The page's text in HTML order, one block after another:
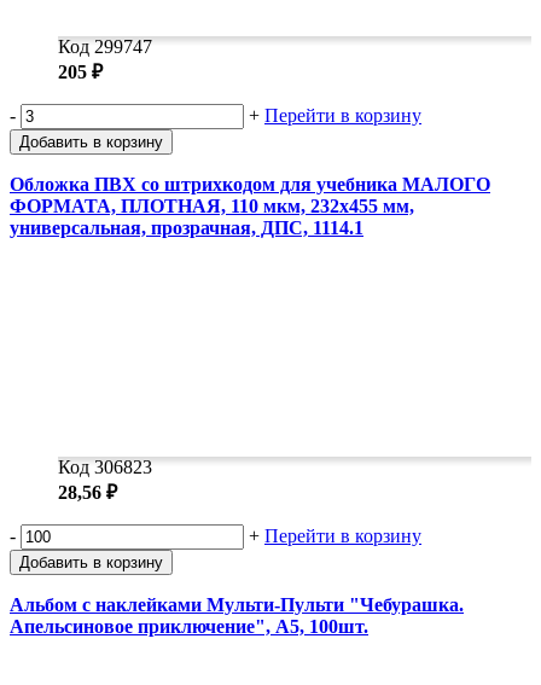
Код 299747
205 ₽
- + Перейти в корзину
Добавить в корзину
Обложка ПВХ со штрихкодом для учебника МАЛОГО
ФОРМАТА, ПЛОТНАЯ, 110 мкм, 232х455 мм,
универсальная, прозрачная, ДПС, 1114.1
Код 306823
28,56 ₽
- + Перейти в корзину
Добавить в корзину
Альбом с наклейками Мульти-Пульти "Чебурашка.
Апельсиновое приключение", А5, 100шт.